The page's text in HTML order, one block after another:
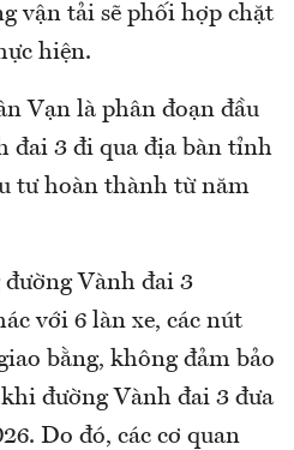
vận tải sẽ phối hợp chặt
hiện.
Vạn là phân đoạn đầu
đai 3 đi qua địa bàn tỉnh
tư hoàn thành từ năm
Vành đai 3
với 6 làn xe, các nút
bằng, không đảm bảo
đường Vành đai 3 đưa
Do đó, các cơ quan